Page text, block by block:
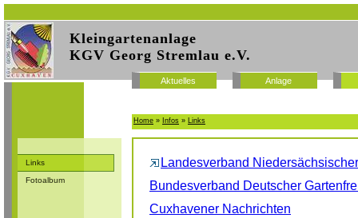
Kleingartenanlage
KGV Georg Stremlau e.V.
Aktuelles Anlage
Links
Fotoalbum
Home » Infos » Links
Landesverband
Bundesverband Deutscher
Cuxhavener Nachrichten